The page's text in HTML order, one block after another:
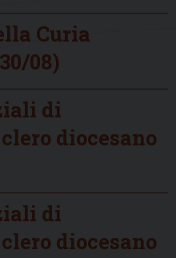
Curia
08)
di
diocesano
di
diocesano